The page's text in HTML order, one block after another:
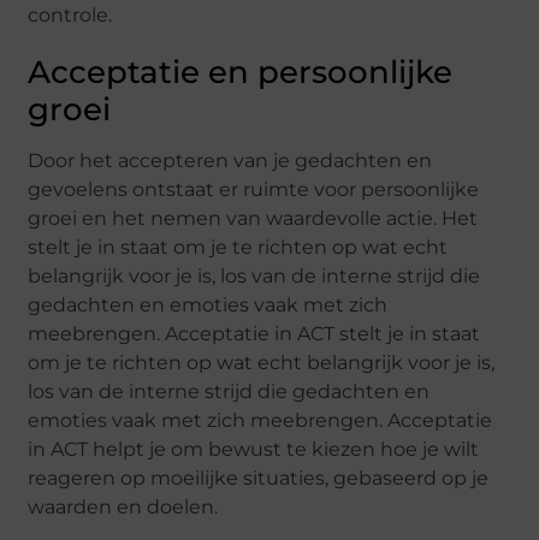
controle.
Acceptatie en persoonlijke
groei
Door het accepteren van je gedachten en
gevoelens ontstaat er ruimte voor persoonlijke
groei en het nemen van waardevolle actie. Het
stelt je in staat om je te richten op wat echt
belangrijk voor je is, los van de interne strijd die
gedachten en emoties vaak met zich
meebrengen. Acceptatie in ACT stelt je in staat
om je te richten op wat echt belangrijk voor je is,
los van de interne strijd die gedachten en
emoties vaak met zich meebrengen. Acceptatie
in ACT helpt je om bewust te kiezen hoe je wilt
reageren op moeilijke situaties, gebaseerd op je
waarden en doelen.